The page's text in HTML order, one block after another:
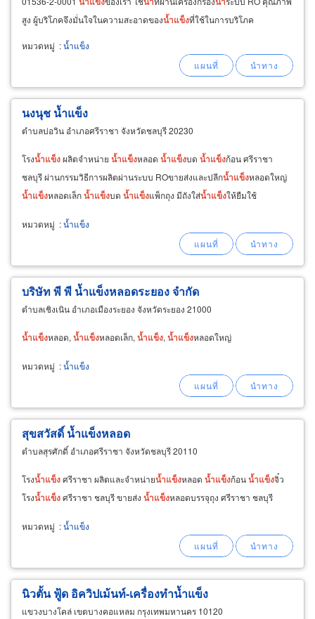
สูง ผู้บริโภคจึงมั่นใจในความสะอาดของน้ำแข็งที่ใช้ในการบริโภค
สุขสวัสดิ์
หมวดหมู่ :น้ำแข็ง
นงนุช น้ำแข็ง
ตำบลบ่อวิน อำเภอศรีราชา จังหวัดชลบุรี 20230
โรงน้ำแข็งผลิตจำหน่าย น้ำแข็งหลอด น้ำแข็งบด น้ำแข็งก้อน ศรีราชา
ชลบุรี ผ่านกรรมวิธีการผลิตผ่านระบบ ROขายส่งและปลีกน้ำแข็งหลอดใหญ่
น้ำแข็งหลอดเล็กน้ำแข็งบด น้ำแข็งแพ็กถุง มีถังใส่น้ำแข็งให้ยืมใช้
หมวดหมู่ :น้ำแข็ง
บริษัท พี พี น้ำแข็งหลอดระยอง จำกัด
ตำบลเชิงเนิน อำเภอเมืองระยอง จังหวัดระยอง 21000
น้ำแข็งหลอด, น้ำแข็งหลอดเล็ก, น้ำแข็ง, น้ำแข็งหลอดใหญ่
หมวดหมู่ :น้ำแข็ง
สุขสวัสดิ์ น้ำแข็งหลอด
ตำบลสุรศักดิ์ อำเภอศรีราชา จังหวัดชลบุรี 20110
โรงน้ำแข็งศรีราชา ผลิตและจำหน่ายน้ำแข็งหลอด น้ำแข็งก้อนน้ำแข็งจิ๋ว
โรงน้ำแข็งศรีราชา ชลบุรี ขายส่ง น้ำแข็งหลอดบรรจุถุง ศรีราชา ชลบุรี
หมวดหมู่ :น้ำแข็ง
นิวตั้น ฟู้ด อิควิปเม้นท์-เครื่องทำน้ำแข็ง
แขวงบางโคล่ เขตบางคอแหลม กรุงเทพมหานคร 10120